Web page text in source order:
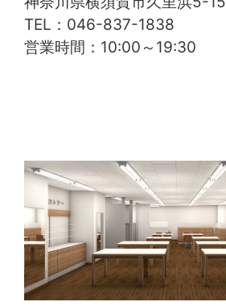
TEL：046-837-1838
営業時間：10:00～19:30